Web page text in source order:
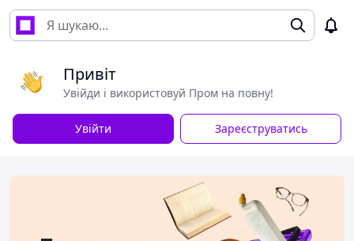
Привіт
Увійди і використовуй Пром на повну!
Увійти Зареєструватись